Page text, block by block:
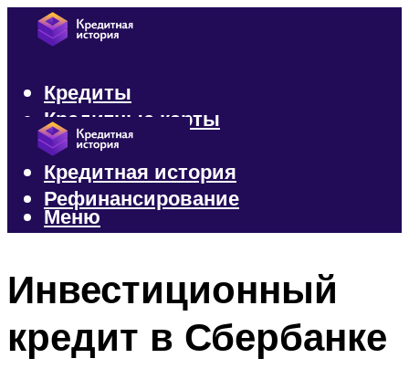
Кредиты
Кредитные карты
Микрозаймы
Кредитная история
Рефинансирование
Меню
Инвестиционный
кредит в Сбербанке